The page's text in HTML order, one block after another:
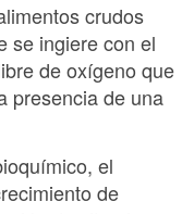
crudos
se ingiere con el
de oxígeno que
presencia de una
el
de